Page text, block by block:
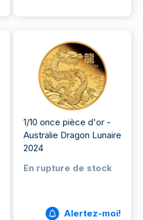
1/10 once pièce d'or -
Australie Dragon Lunaire
2024
En rupture de stock
Alertez-moi!